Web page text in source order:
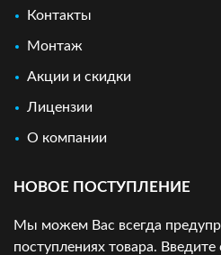
Контакты
Монтаж
Акции и скидки
Лицензии
О компании
НОВОЕ ПОСТУПЛЕНИЕ
Мы можем Вас всегда
поступлениях товара. Введите